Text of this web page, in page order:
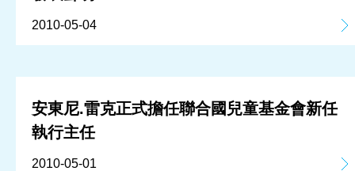
2010-05-04
安東尼.雷克正式擔任聯合國兒童基金會新任
執行主任
2010-05-01